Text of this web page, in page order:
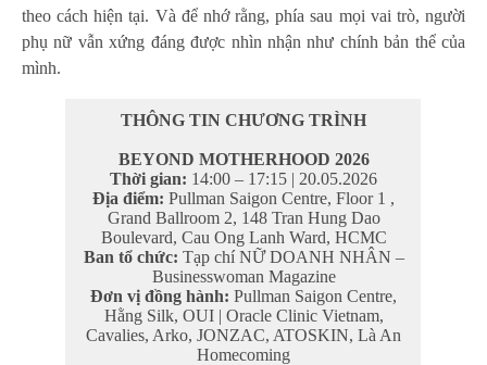
theo cách hiện tại. Và để nhớ rằng, phía sau mọi vai trò, người
phụ nữ vẫn xứng đáng được nhìn nhận như chính bản thể của
mình.
THÔNG TIN CHƯƠNG TRÌNH
BEYOND MOTHERHOOD 2026
Thời gian: 14:00 – 17:15 | 20.05.2026
Địa điểm: Pullman Saigon Centre, Floor 1 ,
Grand Ballroom 2, 148 Tran Hung Dao
Boulevard, Cau Ong Lanh Ward, HCMC
Ban tổ chức: Tạp chí NỮ DOANH NHÂN –
Businesswoman Magazine
Đơn vị đồng hành: Pullman Saigon Centre,
Hằng Silk, OUI | Oracle Clinic Vietnam,
Cavalies, Arko, JONZAC, ATOSKIN, Là An
Homecoming